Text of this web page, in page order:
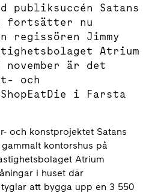
publiksuccén Satans
nu
regissören Jimmy
Atrium
november är det
och
i Farsta
och konstprojektet Satans
kontorshus på
Atrium
i huset där
att bygga upp en 3 550